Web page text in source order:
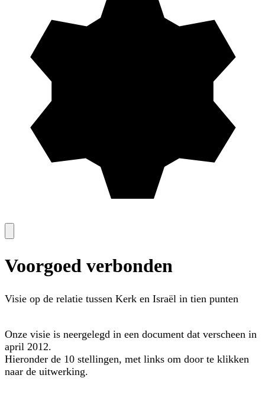
Voorgoed verbonden
Visie op de relatie tussen Kerk en Israël in tien punten
Onze visie is neergelegd in een document dat verscheen in
april 2012.
Hieronder de 10 stellingen, met links om door te klikken
naar de uitwerking.